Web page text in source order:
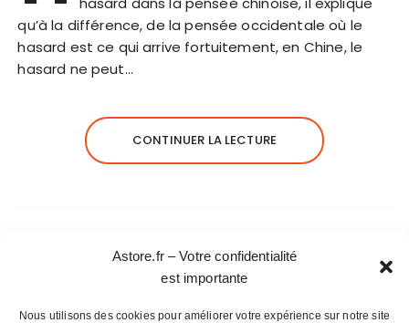
Astore.fr – Votre confidentialité
est importante
Nous utilisons des cookies pour améliorer votre expérience sur notre site
qu’à la différence, de la pensée occidentale où le
hasard est ce qui arrive fortuitement, en Chine, le
hasard ne peut…
CONTINUER LA LECTURE
Articles récents